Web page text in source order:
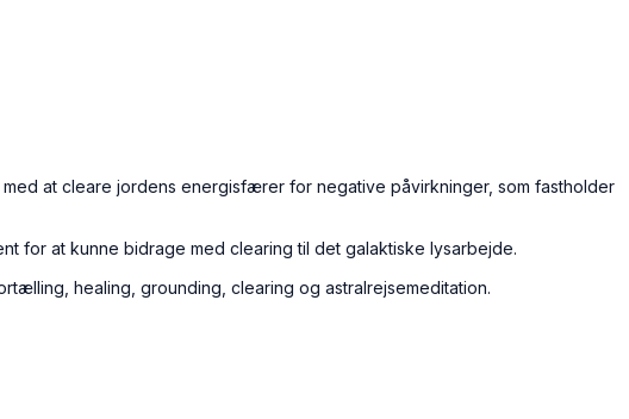
at cleare jordens energisfærer for negative påvirkninger, som fastholder
for at kunne bidrage med clearing til det galaktiske lysarbejde.
healing, grounding, clearing og astralrejsemeditation.